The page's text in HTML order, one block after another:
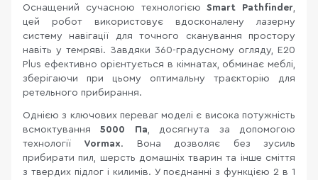
Оснащений сучасною технологієюSmart Pathfinder,
цей робот використовує вдосконалену лазерну
систему навігації для точного сканування простору
навіть у темряві. Завдяки 360-градусному огляду, E20
Plus ефективно орієнтується в кімнатах, обминає меблі,
зберігаючи при цьому оптимальну траєкторію для
ретельного прибирання.
Однією з ключових переваг моделі є висока потужність
всмоктування5000 Па, досягнута за допомогою
технології Vormax. Вона дозволяє без зусиль
прибирати пил, шерсть домашніх тварин та інше сміття
з твердих підлог і килимів. У поєднанні з функцією 2 в 1